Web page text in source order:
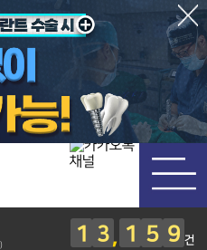
1 3 1 5 9 건